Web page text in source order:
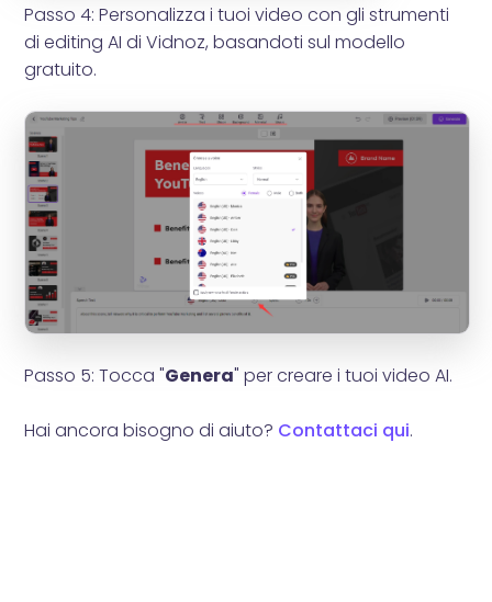
Passo 4: Personalizza i tuoi video con gli strumenti
di editing AI di Vidnoz, basandoti sul modello
gratuito.
Passo 5: Tocca "Genera" per creare i tuoi video AI.
Hai ancora bisogno di aiuto? Contattaci qui.